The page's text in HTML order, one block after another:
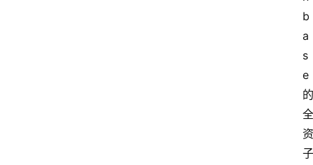
b
a
s
e
的
全
资
子